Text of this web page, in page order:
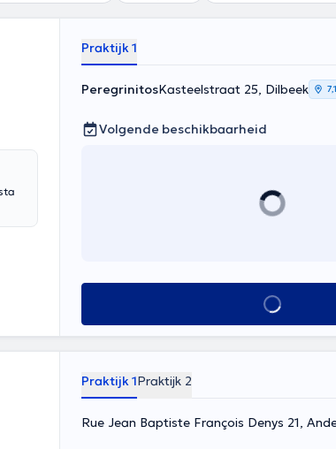
Praktijk 1
PeregrinitosKasteelstraat 25, Dilbeek
Volgende beschikbaarheid
Alles zien
Praktijk 1Praktijk 2
Rue Jean Baptiste François Denys 21,